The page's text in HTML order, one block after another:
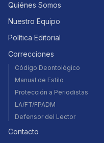
Quiénes Somos
Nuestro Equipo
Política Editorial
Correcciones
Código Deontológico
Manual de Estilo
Protección a Periodistas
LA/FT/FPADM
Defensor del Lector
Contacto